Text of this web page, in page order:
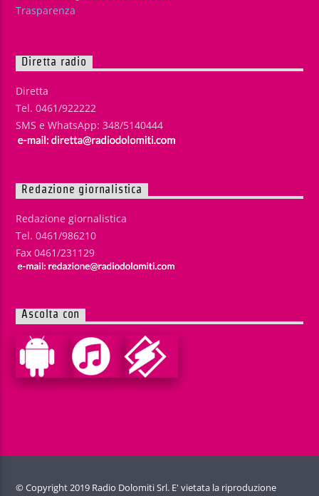
Trasparenza
Diretta radio
Diretta
Tel. 0461/922222
SMS e WhatsApp: 348/5140444
Redazione giornalistica
Redazione giornalistica
Tel. 0461/986210
Fax 0461/231129
Ascolta con
© Copyright 2019 Radio Dolomiti Srl. E' vietata la riproduzione